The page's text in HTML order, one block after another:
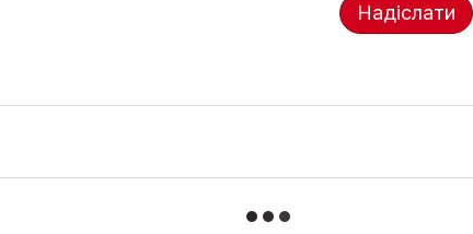
Надіслати